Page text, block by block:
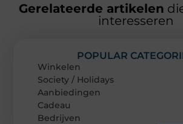
Gerelateerde artikelen
interesseren
POPULAR
Winkelen
Society / Holidays
Aanbiedingen
Cadeau
Bedrijven